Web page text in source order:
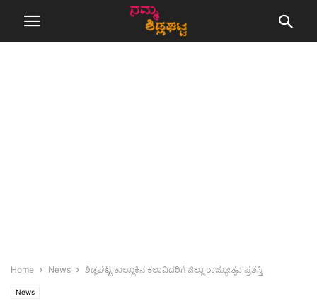
Home News ಶಿಡ್ಲಘಟ್ಟ ತಾಲ್ಲೂಕಿನ ಕಲಾವಿದರಿಗೆ ಜಿಲ್ಲಾ ರಾಜ್ಯೋತ್ಸವ ಪ್ರಶಸ್ತಿ
News